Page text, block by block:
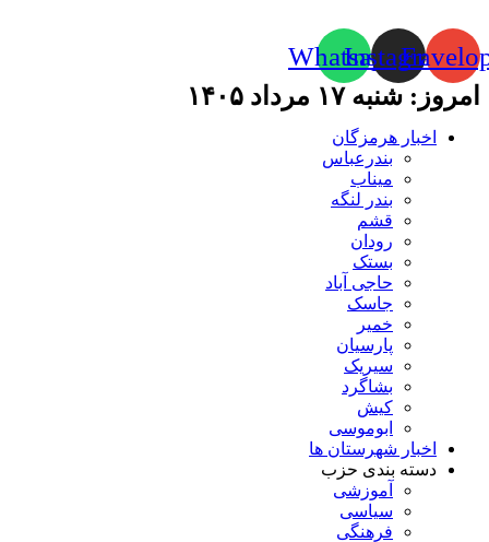
Instagram
Whatsapp
امروز: شنبه ۱۷ مرداد ۱۴۰۵
اخبار هرمزگان
بندرعباس
میناب
بندر لنگه
قشم
رودان
بستک
حاجی آباد
جاسک
خمیر
پارسیان
سیریک
بشاگرد
کیش
ابوموسی
اخبار شهرستان ها
دسته بندی حزب
آموزشی
سیاسی
فرهنگی